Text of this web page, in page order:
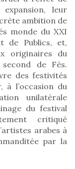
leur
ambition de
monde du XXI
de Publics, et,
originaires du
de Fès.
des festivités
à l’occasion du
unilatérale
du festival
critiqué
arabes à
par la